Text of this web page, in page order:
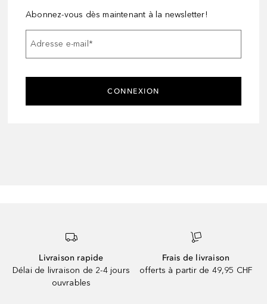
Abonnez-vous dès maintenant à la newsletter!
Adresse e-mail*
CONNEXION
Livraison rapide
Délai de livraison de 2-4 jours
ouvrables
Frais de livraison
offerts à partir de 49,95 CHF